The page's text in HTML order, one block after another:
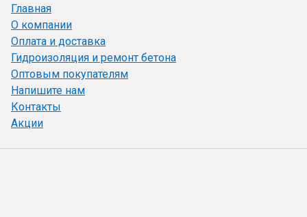
Главная
О компании
Оплата и доставка
Гидроизоляция и ремонт бетона
Оптовым покупателям
Напишите нам
Контакты
Акции